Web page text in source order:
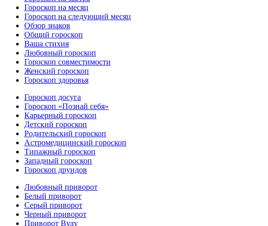
Гороскоп на месяц
Гороскоп на следующий месяц
Обзор знаков
Общий гороскоп
Ваша стихия
Любовный гороскоп
Гороскоп совместимости
Женский гороскоп
Гороскоп здоровья
Гороскоп досуга
Гороскоп «Познай себя»
Карьерный гороскоп
Детский гороскоп
Родительский гороскоп
Астромедицинский гороскоп
Типажный гороскоп
Западный гороскоп
Гороскоп друидов
Любовный приворот
Белый приворот
Серый приворот
Черный приворот
Приворот Вуду